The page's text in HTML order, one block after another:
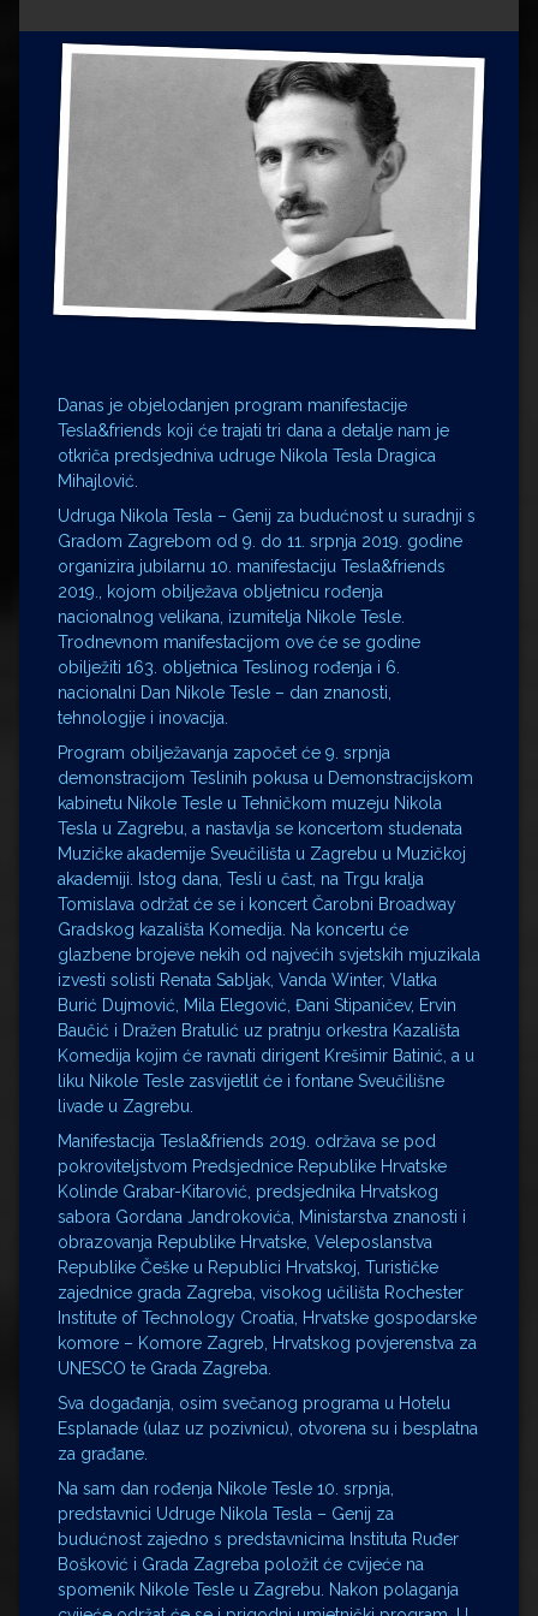
Drugi autori
Drugi autori
Matea Andrić
Ljiljana Lekanić-Kljaić
Željko Krznarić
Mario Lovreković
Danas je objelodanjen program manifestacije
Tesla&friends koji će trajati tri dana a detalje nam je
otkriča predsjedniva udruge Nikola Tesla Dragica
Mihajlović.
Udruga Nikola Tesla – Genij za budućnost u suradnji s
Gradom Zagrebom od 9. do 11. srpnja 2019. godine
organizira jubilarnu 10. manifestaciju Tesla&friends
2019., kojom obilježava obljetnicu rođenja
nacionalnog velikana, izumitelja Nikole Tesle.
Trodnevnom manifestacijom ove će se godine
obilježiti 163. obljetnica Teslinog rođenja i 6.
nacionalni Dan Nikole Tesle – dan znanosti,
tehnologije i inovacija.
Program obilježavanja započet će 9. srpnja
demonstracijom Teslinih pokusa u Demonstracijskom
kabinetu Nikole Tesle u Tehničkom muzeju Nikola
Tesla u Zagrebu, a nastavlja se koncertom studenata
Muzičke akademije Sveučilišta u Zagrebu u Muzičkoj
akademiji. Istog dana, Tesli u čast, na Trgu kralja
Tomislava održat će se i koncert Čarobni Broadway
Gradskog kazališta Komedija. Na koncertu će
glazbene brojeve nekih od najvećih svjetskih mjuzikala
izvesti solisti Renata Sabljak, Vanda Winter, Vlatka
Burić Dujmović, Mila Elegović, Đani Stipaničev, Ervin
Baučić i Dražen Bratulić uz pratnju orkestra Kazališta
Komedija kojim će ravnati dirigent Krešimir Batinić, a u
liku Nikole Tesle zasvijetlit će i fontane Sveučilišne
livade u Zagrebu.
Manifestacija Tesla&friends 2019. održava se pod
pokroviteljstvom Predsjednice Republike Hrvatske
Kolinde Grabar-Kitarović, predsjednika Hrvatskog
sabora Gordana Jandrokovića, Ministarstva znanosti i
obrazovanja Republike Hrvatske, Veleposlanstva
Republike Češke u Republici Hrvatskoj, Turističke
zajednice grada Zagreba, visokog učilišta Rochester
Institute of Technology Croatia, Hrvatske gospodarske
komore – Komore Zagreb, Hrvatskog povjerenstva za
UNESCO te Grada Zagreba.
Sva događanja, osim svečanog programa u Hotelu
Esplanade (ulaz uz pozivnicu), otvorena su i besplatna
za građane.
Na sam dan rođenja Nikole Tesle 10. srpnja,
predstavnici Udruge Nikola Tesla – Genij za
budućnost zajedno s predstavnicima Instituta Ruđer
Bošković i Grada Zagreba položit će cvijeće na
spomenik Nikole Tesle u Zagrebu. Nakon polaganja